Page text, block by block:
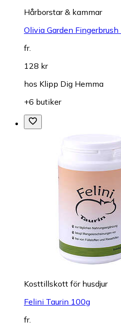
Hårborstar & kammar
Olivia Garden
fr.
128 kr
hos Klipp Dig Hemma
+6 butiker
Kosttillskott för husdjur
Felini Taurin 100g
fr.